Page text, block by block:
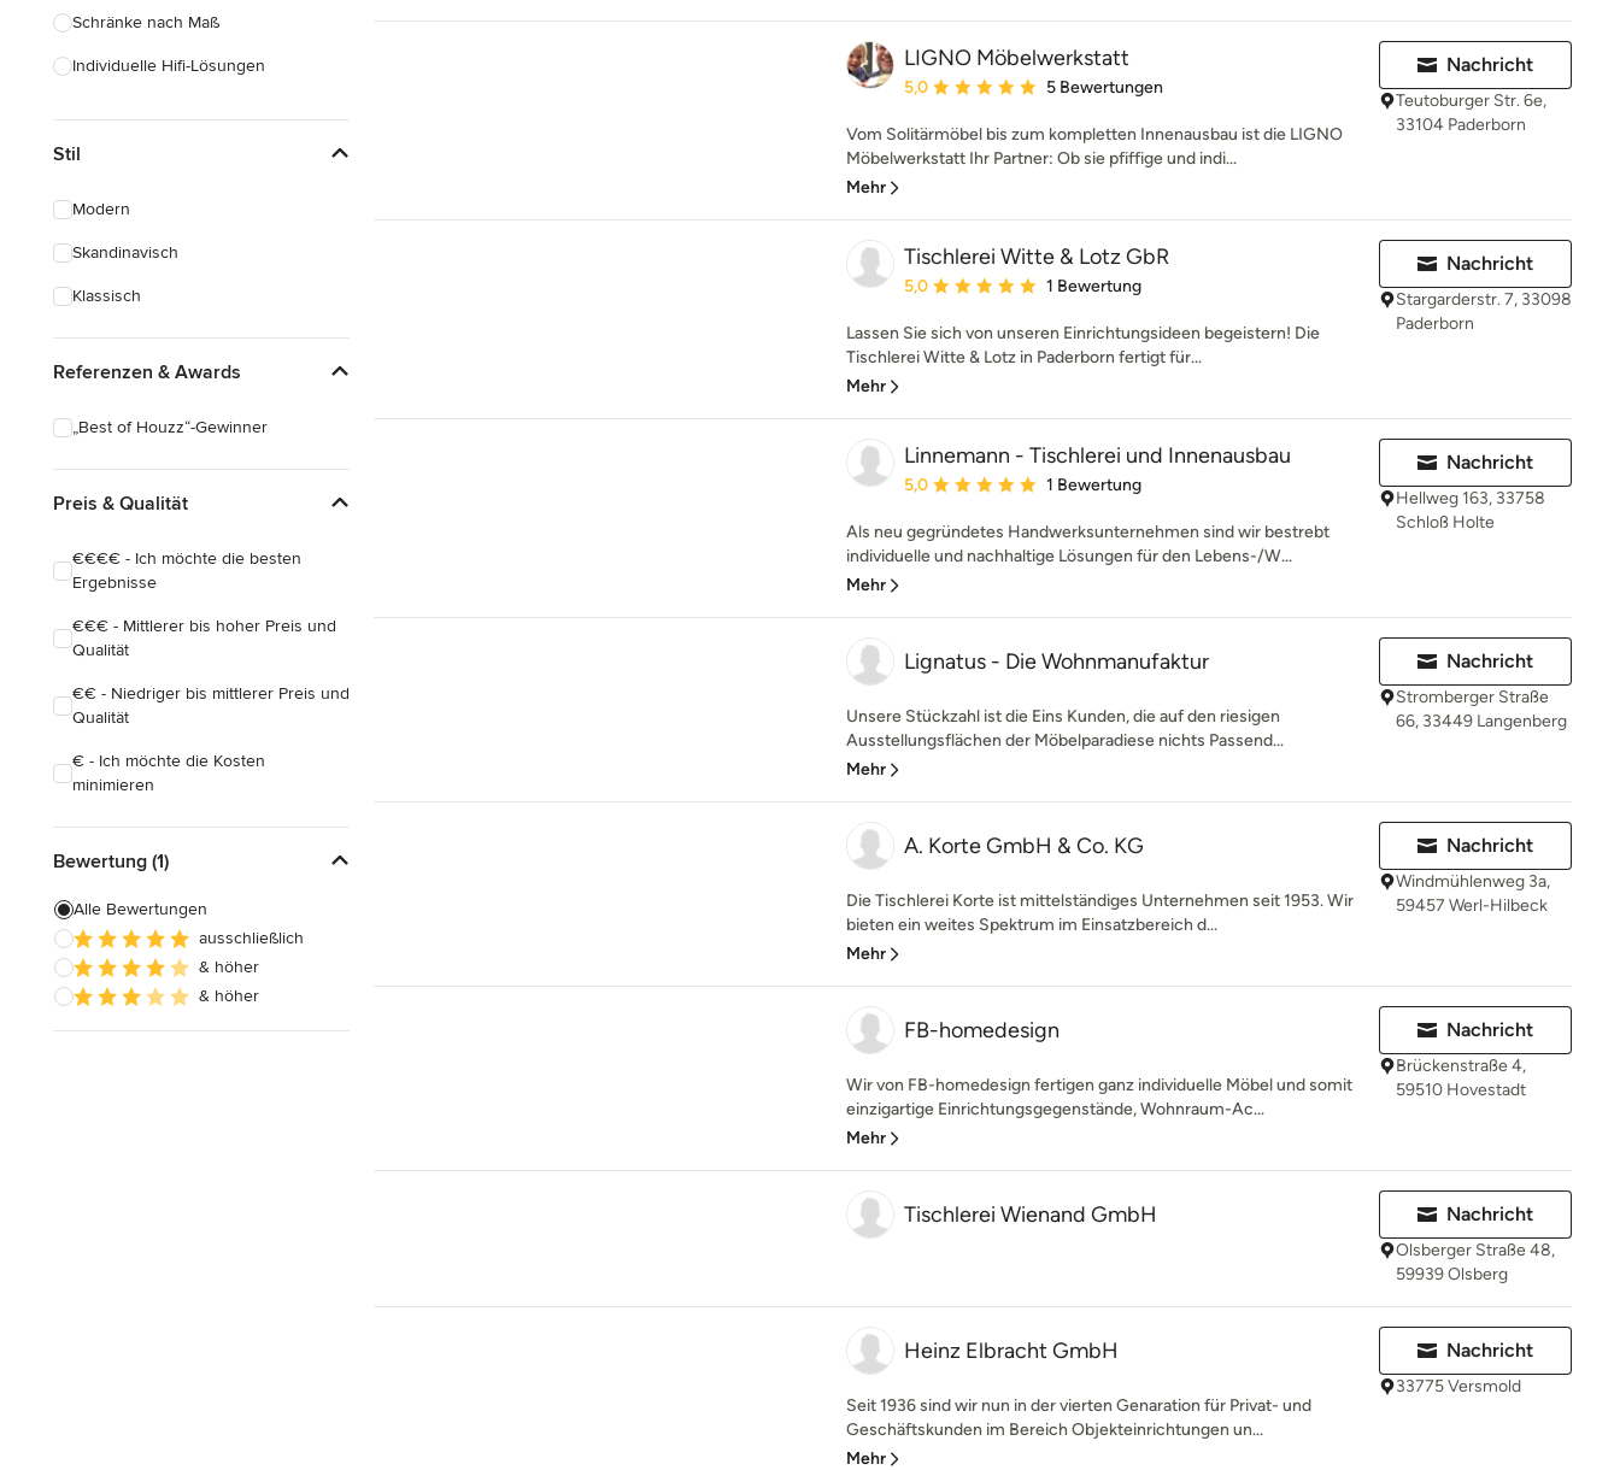
Schränke nach Maß
Individuelle Hifi-Lösungen
Küchenschränke nach Maß
Alle anzeigen
Stil
Modern
Skandinavisch
Klassisch
Referenzen & Awards
„Best of Houzz“-Gewinner
Preis & Qualität
€€€€ - Ich möchte die besten
Ergebnisse
€€€ - Mittlerer bis hoher Preis und
Qualität
€€ - Niedriger bis mittlerer Preis und
Qualität
€ - Ich möchte die Kosten
minimieren
Bewertung (1)
Alle Bewertungen
ausschließlich
& höher
& höher
LIGNO Möbelwerkstatt
Durchschnittliche Bewertung: 5 von 5 Sternen
5,0 5 Bewertungen
Vom Solitärmöbel bis zum kompletten Innenausbau ist die LIGNO
Möbelwerkstatt Ihr Partner: Ob sie pfiffige und indi...
Mehr
Nachricht
Teutoburger Str. 6e,
33104 Paderborn
Tischlerei Witte & Lotz GbR
Durchschnittliche Bewertung: 5 von 5 Sternen
5,0 1 Bewertung
Lassen Sie sich von unseren Einrichtungsideen begeistern! Die
Tischlerei Witte & Lotz in Paderborn fertigt für...
Mehr
Nachricht
Stargarderstr. 7, 33098
Paderborn
Linnemann - Tischlerei und Innenausbau
Durchschnittliche Bewertung: 5 von 5 Sternen
5,0 1 Bewertung
Als neu gegründetes Handwerksunternehmen sind wir bestrebt
individuelle und nachhaltige Lösungen für den Lebens-/W...
Mehr
Nachricht
Hellweg 163, 33758
Schloß Holte
Lignatus - Die Wohnmanufaktur
Unsere Stückzahl ist die Eins Kunden, die auf den riesigen
Ausstellungsflächen der Möbelparadiese nichts Passend...
Mehr
Nachricht
Stromberger Straße
66, 33449 Langenberg
A. Korte GmbH & Co. KG
Die Tischlerei Korte ist mittelständiges Unternehmen seit 1953. Wir
bieten ein weites Spektrum im Einsatzbereich d...
Mehr
Nachricht
Windmühlenweg 3a,
59457 Werl-Hilbeck
FB-homedesign
Wir von FB-homedesign fertigen ganz individuelle Möbel und somit
einzigartige Einrichtungsgegenstände, Wohnraum-Ac...
Mehr
Nachricht
Brückenstraße 4,
59510 Hovestadt
Tischlerei Wienand GmbH Nachricht
Olsberger Straße 48,
59939 Olsberg
Heinz Elbracht GmbH
Seit 1936 sind wir nun in der vierten Genaration für Privat- und
Geschäftskunden im Bereich Objekteinrichtungen un...
Mehr
Nachricht
33775 Versmold